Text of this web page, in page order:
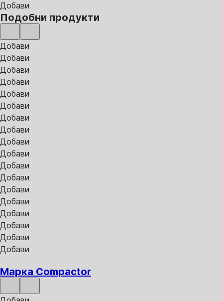
Добави
Подобни продукти
Добави
Добави
Добави
Добави
Добави
Добави
Добави
Добави
Добави
Добави
Добави
Добави
Добави
Добави
Добави
Добави
Добави
Добави
Марка Compactor